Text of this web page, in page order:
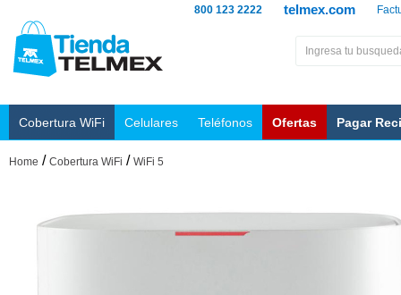
telmex.com
800 123 2222
Cobertura WiFi Celulares Teléfonos Ofertas Pagar
Home / Cobertura WiFi / WiFi 5